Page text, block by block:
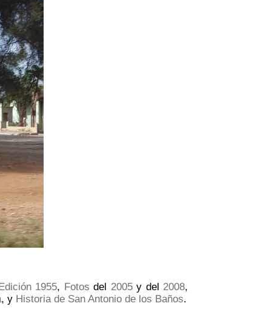
1955, Fotos del 2005y del 2008,
, y Historia de San Antonio de los Baños.